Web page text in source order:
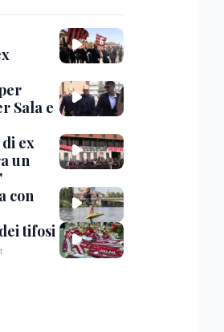
Sala e
ex
un
con
tifosi